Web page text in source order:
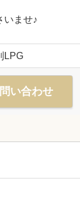
いませ♪
LPG
い合わせ